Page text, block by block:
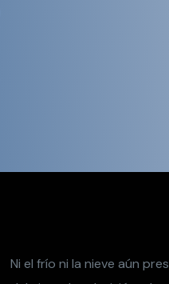
Ni el frío ni la nieve aún